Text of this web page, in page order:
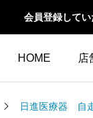
会員登録して
HOME 店
日進医療器 自